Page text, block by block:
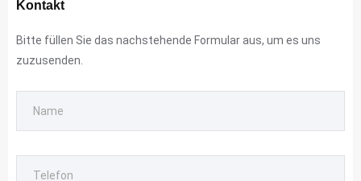
Kontakt
Bitte füllen Sie das nachstehende Formular aus, um es uns
zuzusenden.